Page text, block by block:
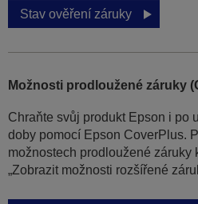
Stav ověření záruky
Možnosti prodloužené záruky
Chraňte svůj produkt Epson i po
doby pomocí Epson CoverPlus.
možnostech prodloužené záruky
„Zobrazit možnosti rozšířené